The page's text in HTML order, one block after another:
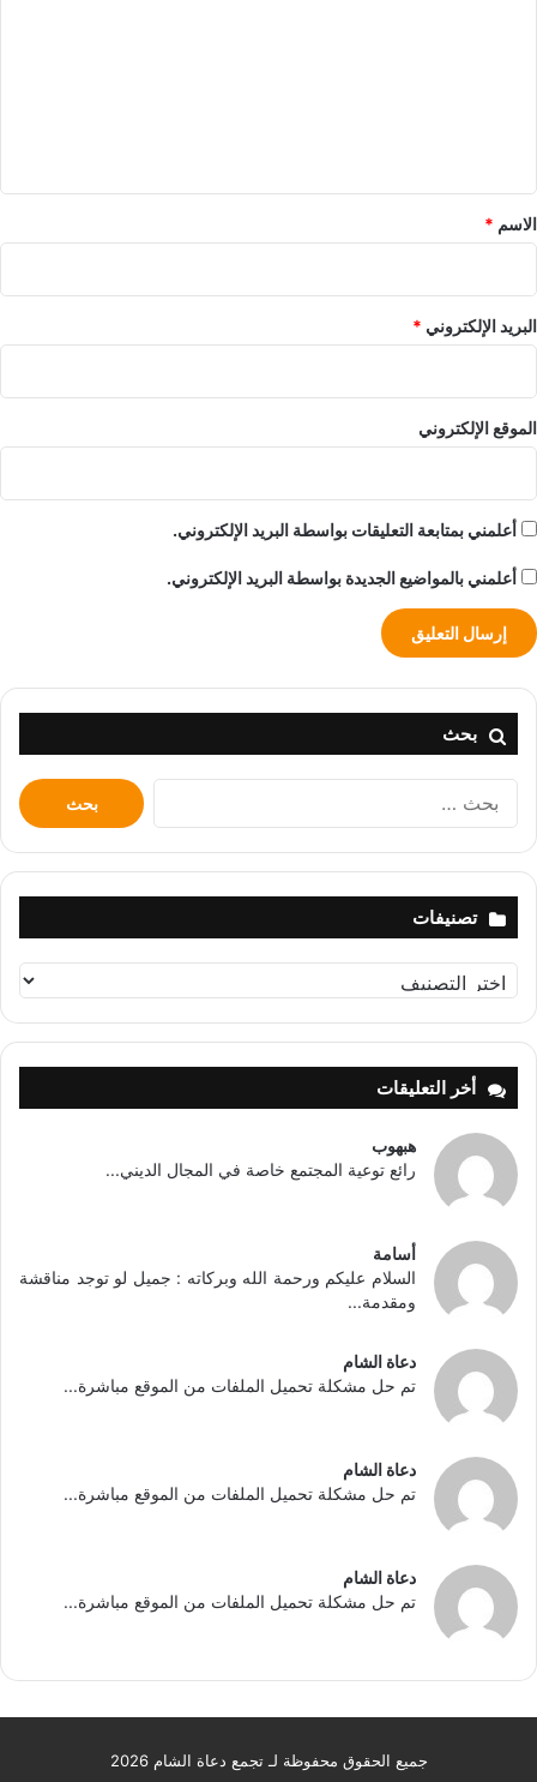
*
الاسم *
البريد الإلكتروني *
الموقع الإلكتروني
أعلمني بمتابعة التعليقات بواسطة البريد الإلكتروني.
أعلمني بالمواضيع الجديدة بواسطة البريد الإلكتروني.
بحث
البحث
عن:
تصنيفات
تصنيفات
أخر التعليقات
هبهوب
رائع توعية المجتمع خاصة في المجال الديني...
أسامة
السلام عليكم ورحمة الله وبركاته : جميل لو توجد مناقشة
ومقدمة...
دعاة الشام
تم حل مشكلة تحميل الملفات من الموقع مباشرة...
دعاة الشام
تم حل مشكلة تحميل الملفات من الموقع مباشرة...
دعاة الشام
تم حل مشكلة تحميل الملفات من الموقع مباشرة...
جميع الحقوق محفوظة لـ تجمع دعاة الشام 2026